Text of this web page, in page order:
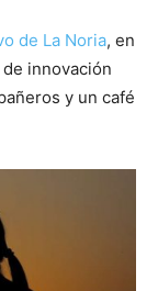
de La Noria, en
innovación
y un café